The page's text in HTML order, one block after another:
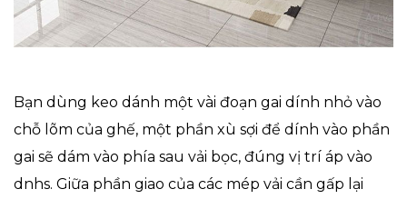
Bạn dùng keo dánh một vài đoạn gai dính nhỏ vào
chỗ lõm của ghế, một phần xù sợi để dính vào phần
gai sẽ dám vào phía sau vải bọc, đúng vị trí áp vào
dnhs. Giữa phần giao của các mép vải cần gấp lại